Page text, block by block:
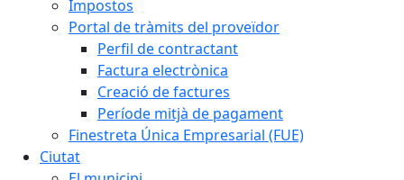
Impostos
Portal de tràmits del proveïdor
Perfil de contractant
Factura electrònica
Creació de factures
Període mitjà de pagament
Finestreta Única Empresarial (FUE)
Ciutat